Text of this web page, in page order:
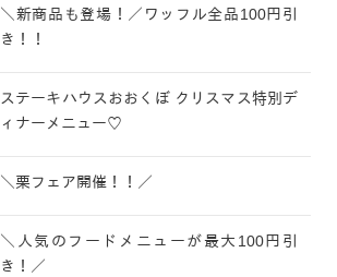
＼新商品も登場！／ワッフル全品100円引
き！！
ステーキハウスおおくぼ クリスマス特別デ
ィナーメニュー♡
＼栗フェア開催！！／
＼人気のフードメニューが最大100円引
き！／